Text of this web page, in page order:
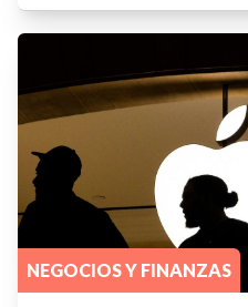
NEGOCIOS Y FINANZAS